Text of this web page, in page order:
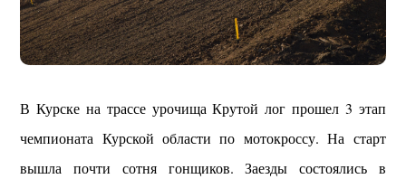
В Курске на трассе урочища Крутой лог прошел 3 этап
чемпионата Курской области по мотокроссу. На старт
вышла почти сотня гонщиков. Заезды состоялись в